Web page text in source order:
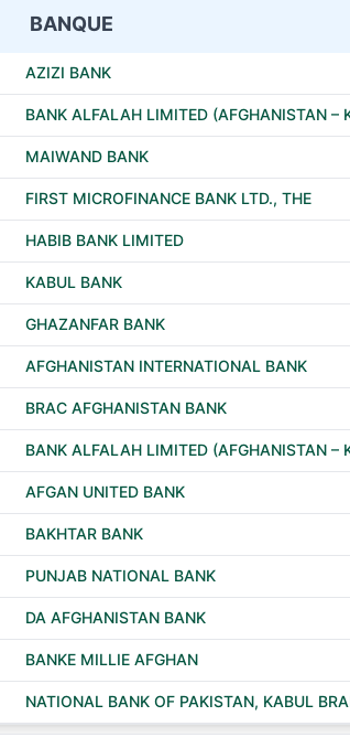
BANQUE
AZIZI BANK
BANK ALFALAH LIMITED (AFGHANISTAN –
MAIWAND BANK
FIRST MICROFINANCE BANK LTD., THE
HABIB BANK LIMITED
KABUL BANK
GHAZANFAR BANK
AFGHANISTAN INTERNATIONAL BANK
BRAC AFGHANISTAN BANK
BANK ALFALAH LIMITED (AFGHANISTAN –
AFGAN UNITED BANK
BAKHTAR BANK
PUNJAB NATIONAL BANK
DA AFGHANISTAN BANK
BANKE MILLIE AFGHAN
NATIONAL BANK OF PAKISTAN, KABUL